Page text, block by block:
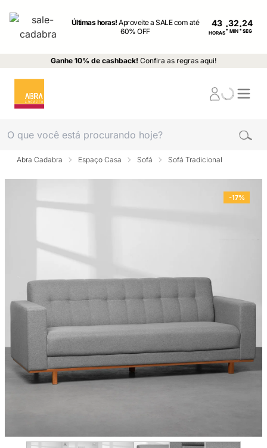
Últimas horas!Aproveite a SALE com até
60% OFF
43
HORAS: MIN : SEG
Ganhe 10% de cashback! Confira as regras aqui!
Abra Cadabra Espaço Casa Sofá Sofá Tradicional
-17%